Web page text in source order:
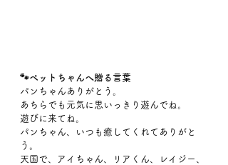
🐾ペットちゃんへ贈る言葉
パンちゃんありがとう。
あちらでも元気に思いっきり遊んでね。
遊びに来てね。
パンちゃん、いつも癒してくれてありがと
う。
天国で、アイちゃん、リアくん、レイジー、